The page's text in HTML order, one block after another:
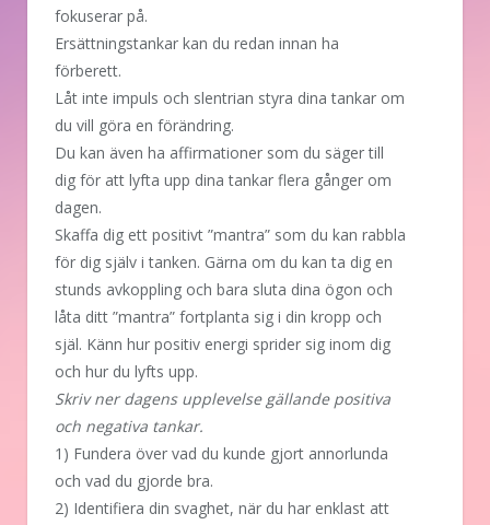
fokuserar på.
Ersättningstankar kan du redan innan ha
förberett.
Låt inte impuls och slentrian styra dina tankar om
du vill göra en förändring.
Du kan även ha affirmationer som du säger till
dig för att lyfta upp dina tankar flera gånger om
dagen.
Skaffa dig ett positivt ”mantra” som du kan rabbla
för dig själv i tanken. Gärna om du kan ta dig en
stunds avkoppling och bara sluta dina ögon och
låta ditt ”mantra” fortplanta sig i din kropp och
själ. Känn hur positiv energi sprider sig inom dig
och hur du lyfts upp.
Skriv ner dagens upplevelse gällande positiva
och negativa tankar.
1) Fundera över vad du kunde gjort annorlunda
och vad du gjorde bra.
2) Identifiera din svaghet, när du har enklast att